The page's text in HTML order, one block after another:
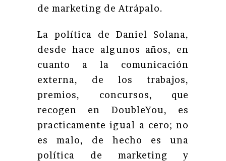
de marketing de Atrápalo.
La política de Daniel Solana,
desde hace algunos años, en
cuanto a la comunicación
externa, de los trabajos,
premios, concursos, que
recogen en DoubleYou, es
practicamente igual a cero; no
es malo, de hecho es una
política de marketing y